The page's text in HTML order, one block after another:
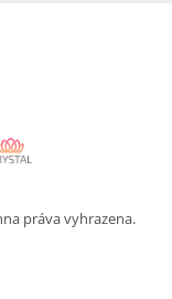
práva vyhrazena.